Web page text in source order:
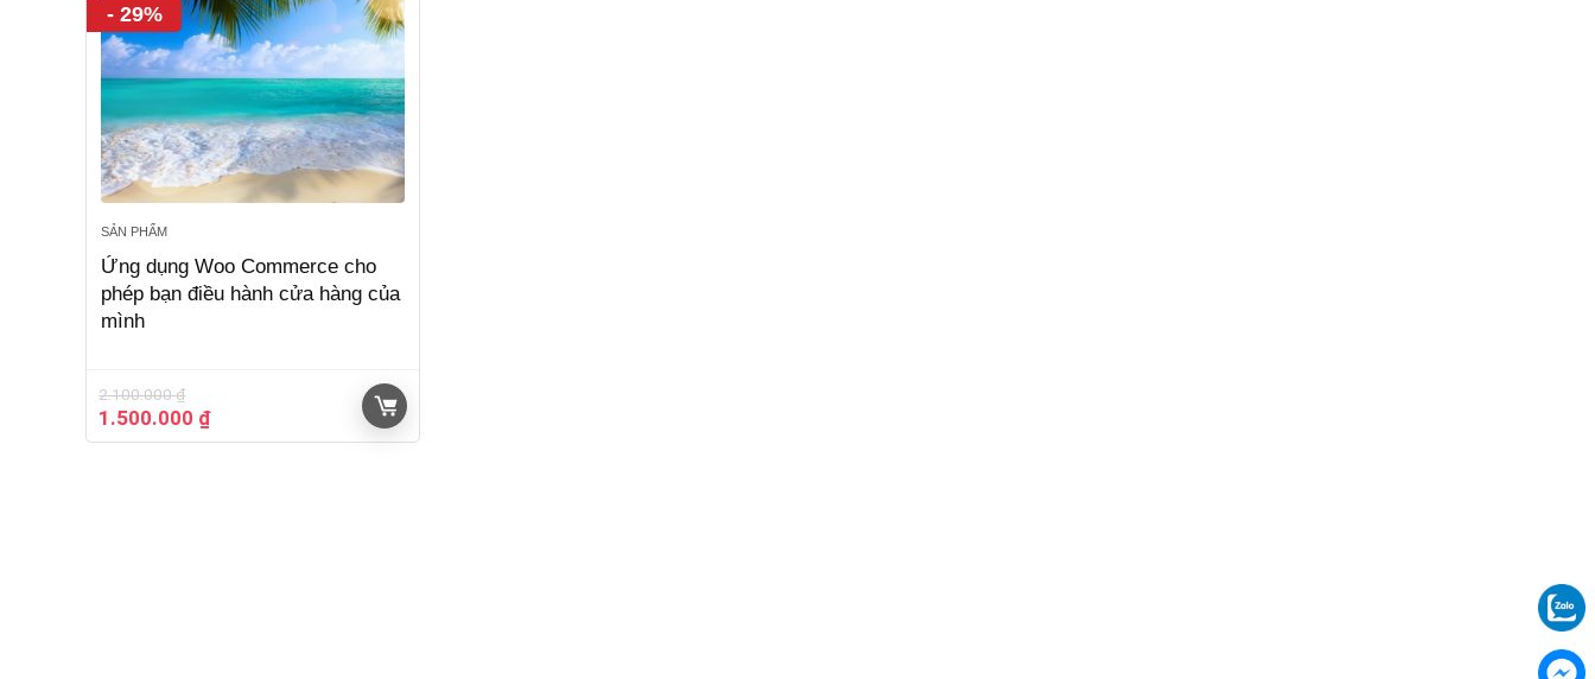
- 29%
SẢN PHẨM
Ứng dụng Woo Commerce cho
phép bạn điều hành cửa hàng của
mình
2.100.000₫
Giá
gốc
1.500.000 ₫Giá
hiện